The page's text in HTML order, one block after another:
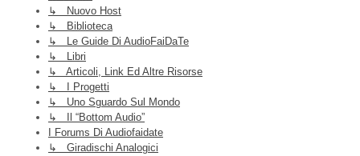
↳ Nuovo Host
↳ Biblioteca
↳ Le Guide Di AudioFaiDaTe
↳ Libri
↳ Articoli, Link Ed Altre Risorse
↳ I Progetti
↳ Uno Sguardo Sul Mondo
↳ Il “Bottom Audio”
I Forums Di Audiofaidate
↳ Giradischi Analogici